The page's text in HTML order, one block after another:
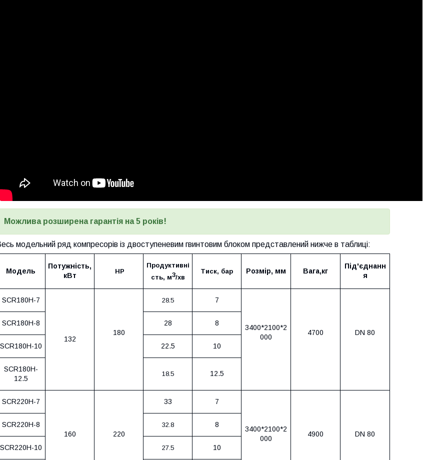
Можлива розширена гарантія на 5 років!
модельний ряд компресорів із двоступеневим гвинтовим блоком представлений нижче в таблиці:
Модель
Потужність,
кВт
НР
Продуктивні
сть, м3/хв
Тиск, бар Розмір, мм Вага,кг
Під'єднанн
я
SCR180H-7
132
180
28.5 7
3400*2100*2
000
4700 DN 80
SCR180H-8 28 8
SCR180H-10 22.5 10
SCR180H-
12.5
18.5 12.5
SCR220H-7
160 220
33 7
3400*2100*2
000
4900 DN 80
SCR220H-8 32.8 8
SCR220H-10 27.5 10